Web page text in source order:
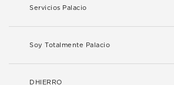
Servicios Palacio
Soy Totalmente Palacio
DHIERRO